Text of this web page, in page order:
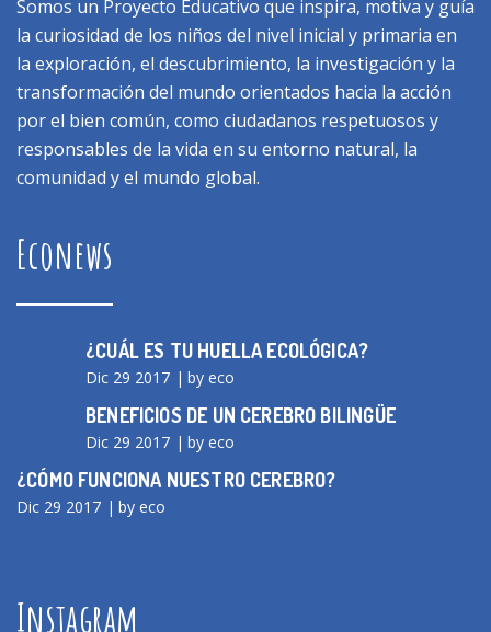
Somos un Proyecto Educativo que inspira, motiva y guía
la curiosidad de los niños del nivel inicial y primaria en
la exploración, el descubrimiento, la investigación y la
transformación del mundo orientados hacia la acción
por el bien común, como ciudadanos respetuosos y
responsables de la vida en su entorno natural, la
comunidad y el mundo global.
Econews
¿CUÁL ES TU HUELLA ECOLÓGICA?
Dic 29 2017 by eco
BENEFICIOS DE UN CEREBRO BILINGÜE
Dic 29 2017 by eco
¿CÓMO FUNCIONA NUESTRO CEREBRO?
Dic 29 2017 by eco
Instagram